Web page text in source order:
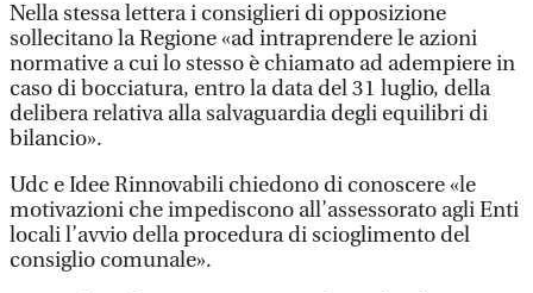
Nella stessa lettera i consiglieri di opposizione
sollecitano la Regione «ad intraprendere le azioni
normative a cui lo stesso è chiamato ad adempiere in
caso di bocciatura, entro la data del 31 luglio, della
delibera relativa alla salvaguardia degli equilibri di
bilancio».
Udc e Idee Rinnovabili chiedono di conoscere «le
motivazioni che impediscono all’assessorato agli Enti
locali l’avvio della procedura di scioglimento del
consiglio comunale».